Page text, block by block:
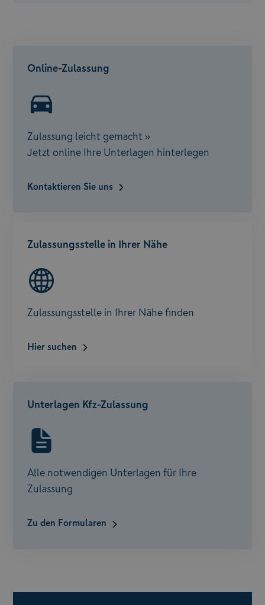
Online-Zulassung
Zulassung leicht gemacht »
Jetzt online Ihre Unterlagen hinterlegen
Kontaktieren Sie uns
Zulassungsstelle in Ihrer Nähe
Zulassungsstelle in Ihrer Nähe finden
Hier suchen
Unterlagen Kfz-Zulassung
Alle notwendigen Unterlagen für Ihre
Zulassung
Zu den Formularen